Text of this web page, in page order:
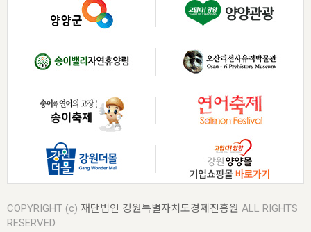
COPYRIGHT (c) 재단법인 강원특별자치도경제진흥원 ALL RIGHTS
RESERVED.